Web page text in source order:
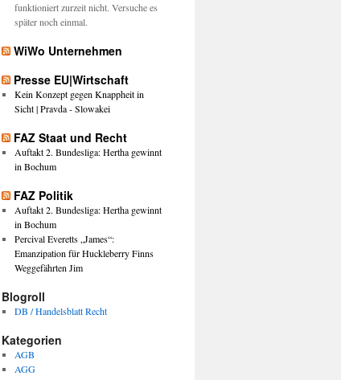
funktioniert zurzeit nicht. Versuche es
später noch einmal.
WiWo Unternehmen
Presse EU|Wirtschaft
Kein Konzept gegen Knappheit in
Sicht | Pravda - Slowakei
FAZ Staat und Recht
Auftakt 2. Bundesliga: Hertha gewinnt
in Bochum
FAZ Politik
Auftakt 2. Bundesliga: Hertha gewinnt
in Bochum
Percival Everetts „James“:
Emanzipation für Huckleberry Finns
Weggefährten Jim
Blogroll
DB / Handelsblatt Recht
Kategorien
AGB
AGG